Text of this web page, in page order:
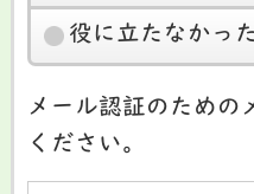
役に立たなかった
メール認証のための
ください。